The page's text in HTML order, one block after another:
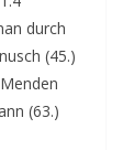
durch
(45.)
(63.)